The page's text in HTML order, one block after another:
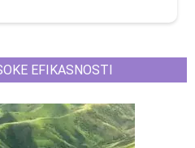
EFIKASNOSTI